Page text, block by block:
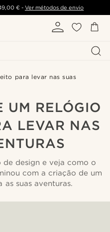
€- Ver métodos de envio
para levar nas suas
UM RELÓGIO
LEVAR NAS
design e veja como o
com a criação de um
suas aventuras.